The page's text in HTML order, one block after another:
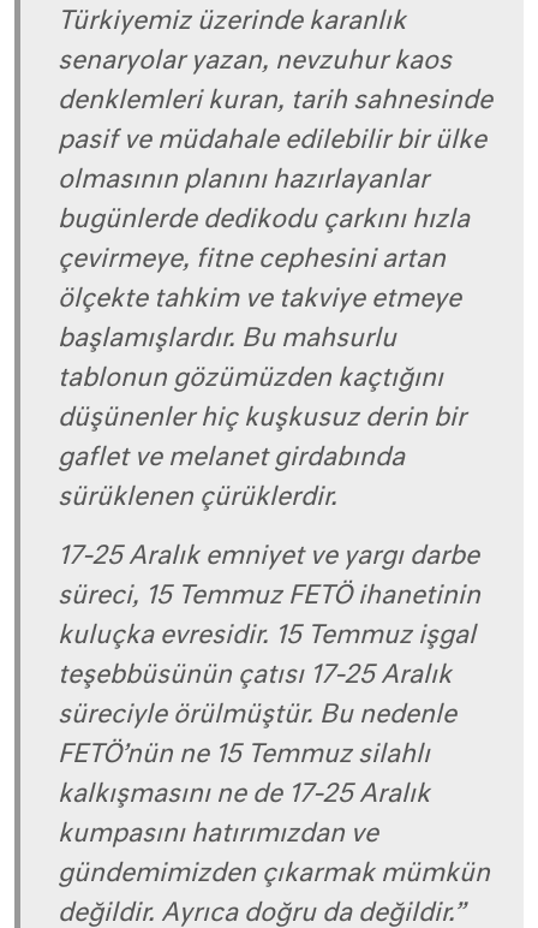
Türkiyemiz üzerinde karanlık
senaryolar yazan, nevzuhur kaos
denklemleri kuran, tarih sahnesinde
pasif ve müdahale edilebilir bir ülke
olmasının planını hazırlayanlar
bugünlerde dedikodu çarkını hızla
çevirmeye, fitne cephesini artan
ölçekte tahkim ve takviye etmeye
başlamışlardır. Bu mahsurlu
tablonun gözümüzden kaçtığını
düşünenler hiç kuşkusuz derin bir
gaflet ve melanet girdabında
sürüklenen çürüklerdir.
17-25 Aralık emniyet ve yargı darbe
süreci, 15 Temmuz FETÖ ihanetinin
kuluçka evresidir. 15 Temmuz işgal
teşebbüsünün çatısı 17-25 Aralık
süreciyle örülmüştür. Bu nedenle
FETÖ’nün ne 15 Temmuz silahlı
kalkışmasını ne de 17-25 Aralık
kumpasını hatırımızdan ve
gündemimizden çıkarmak mümkün
değildir. Ayrıca doğru da değildir.”